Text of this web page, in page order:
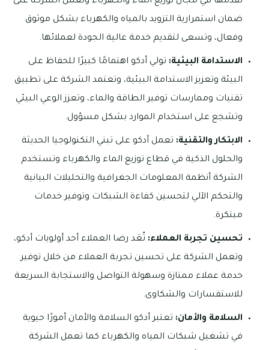
ضمان استمرارية التزويد بالمياه والكهرباء بشكل موثوق
وفعال، وتسعى لتقديم خدمة عالية الجودة لعملائها.
الاستدامة البيئية: تولي أدكو اهتمامًا كبيرًا للحفاظ على
البيئة وتعزيز الاستدامة البيئية، وتعتمد الشركة على تطبيق
تقنيات وممارسات توفير الطاقة والماء، وتعزز الوعي البيئي
وتشجع على استخدام الموارد بشكل مسؤول.
الابتكار والتقنية: تعمل أدكو على تبني التكنولوجيا الحديثة
والحلول الذكية في قطاع توزيع الماء والكهرباء وتستخدم
الشركة أنظمة المعلومات الجغرافية والتحليلات البيانية
والتحكم الآلي لتحسين كفاءة الشبكات وتوفير خدمات
مبتكرة.
تحسين تجربة العملاء: تُعَد رضا العملاء أحد أولويات أدكو،
وتعمل الشركة على تحسين تجربة العملاء من خلال توفير
خدمة عملاء ممتازة وسهولة التواصل والاستجابة السريعة
للاستفسارات والشكاوى.
السلامة والأمان: تعتبر أدكو السلامة والأمان أمورًا حيوية
في تشغيل شبكات المياه والكهرباء كما تعمل الشركة